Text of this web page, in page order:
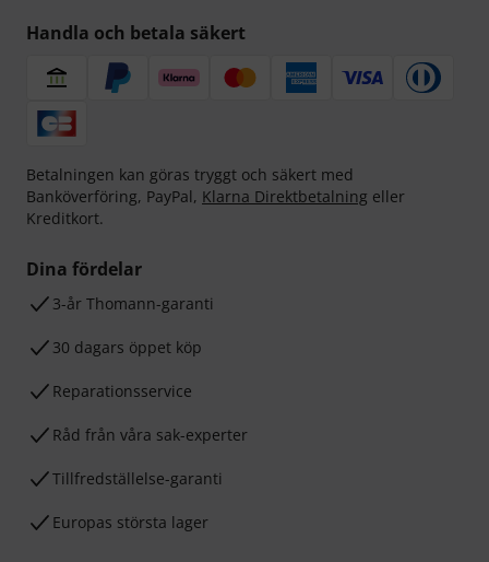
Handla och betala säkert
Betalningen kan göras tryggt och säkert med
Banköverföring, PayPal, Klarna Direktbetalning eller
Kreditkort.
Dina fördelar
3-år Thomann-garanti
30 dagars öppet köp
Reparationsservice
Råd från våra sak-experter
Tillfredställelse-garanti
Europas största lager